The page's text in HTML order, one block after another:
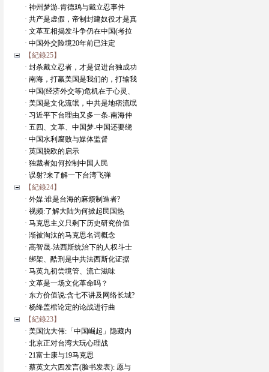
· 神州梦游-肯德鸡与戴立忍事件
· 共产是虚假，帝制封建奴役才是真
· 文革互相揭发斗争仍在中国(考拉
· 中国外交险境20年前已注定
【紀錄25】
· 封杀戴立忍者，才是促进台独成功
· 南海，打赢美国是我们的，打输我
· 中国(经济外交等)危机在于心灵、
· 美国是文化流氓，中共是地痞流氓
· 习近平下台理由又多一条-南海仲
· 五四、文革、中国梦-中国还要绕
· 中国水利腐败与媒体监督
· 英国脱欧的启示
· 独裁者如何控制中国人民
· 误射?来了解一下台湾飞弹
【紀錄24】
· 外媒:谁是台海的麻烦制造者?
· 视频:了解大陆为何掀起民国热
· 马克思主义只剩下历史研究价值
· 渐被淘汰的马克思名词概念
· 高智晟-法西斯统治下的人权斗士
· 绑架、酷刑是中共法西斯化证据
· 马英九初尝境管、流亡滋味
· 文革是一场文化革命吗？
· 东方价值说:含七不讲及网络长城?
· 杨绛盖棺论定的论战进行曲
【紀錄23】
· 美国沈大伟:「中国崛起」隐藏内
· 北京正对台湾大玩心理战
· 21富士康与19马克思
· 蔡英文六四发言(脸书发表): 愿与